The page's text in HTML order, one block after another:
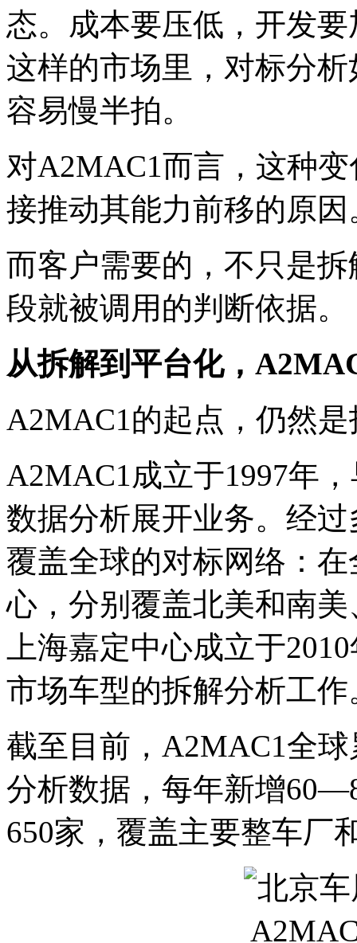
态。成本要压低，开发
这样的市场里，对标分
容易慢半拍。
对A2MAC1而言，这种
接推动其能力前移的原因
而客户需要的，不只是
段就被调用的判断依据。
从拆解到平台化，
A2MAC1的起点，仍然
A2MAC1成立于1997年
数据分析展开业务。经
覆盖全球的对标网络：
心，分别覆盖北美和南
上海嘉定中心成立于
市场车型的拆解分析工作
截至目前，A2MAC1全
分析数据，每年新增
650家，覆盖主要整车厂